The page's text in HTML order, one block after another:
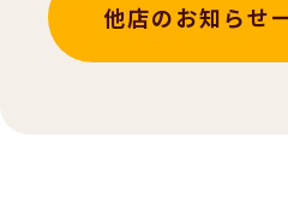
他店のお知らせ